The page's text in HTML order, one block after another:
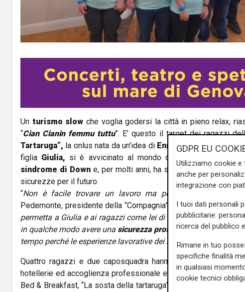
a
V
i
e
o
Un turismo slow che voglia godersi la città in pieno relax,
“Cian Cianin femmu tuttu”. E' questo il target dei ragazzi
Tartaruga”, la onlus nata da un'idea di Enrico Pedemonte
figlia Giulia, si è avvicinato al mondo della disabilità.
sindrome di Down e, per molti anni, ha svolto lavori precari,
sicurezze per il futuro.
“Non è facile trovare un lavoro ma per loro lo è ancora
Pedemonte, presidente della “Compagnia” -
E così abbiamo
permetta a Giulia e ai ragazzi come lei di non essere
in qualche modo avere una sicurezza professionale per il
tempo perché le esperienze lavorative dei nostri ragazzi spesso
Quattro ragazzi e due caposquadra hanno seguito quindi un
hotellerie ed accoglienza professionale ed ora sono pronti ad
Bed & Breakfast, “La sosta della tartaruga” in via Caffaro. “
La
GDPR EU
Utilizziamo cookie e
anche per
integrazione con
I tuoi dati personali
pubblicitarie:
ricerca del pubblico
Rimane in tuo
specifiche finalità
in qualsiasi
cookie tecnici